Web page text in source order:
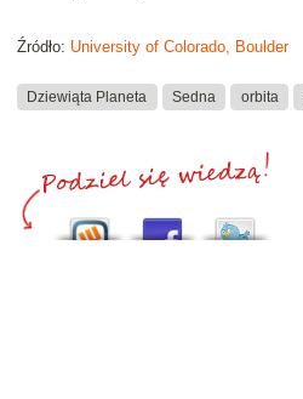
Źródło: University of Colorado, Boulder
Dziewiąta Planeta Sedna orbita